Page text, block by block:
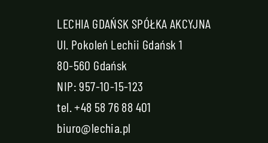
LECHIA GDAŃSK SPÓŁKA AKCYJNA
Ul. Pokoleń Lechii Gdańsk 1
80-560 Gdańsk
NIP: 957-10-15-123
tel.+48 58 76 88 401
biuro@lechia.pl